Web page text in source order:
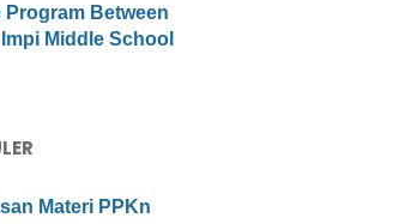
Between
Middle School
Materi PPKn